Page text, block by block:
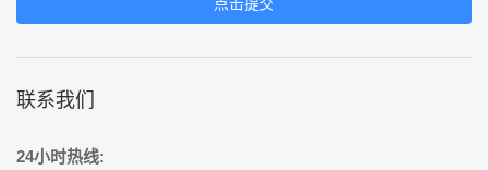
联系我们
24小时热线: